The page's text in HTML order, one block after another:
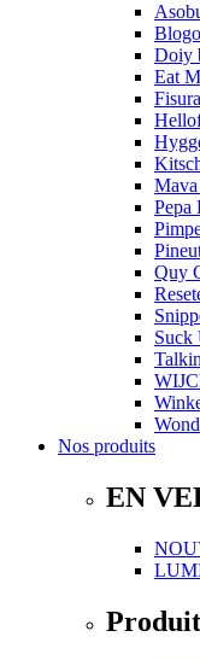
Blogo
Doiy
Eat
Fisura
Pepa
Quy
Suck
Nos produits
EN